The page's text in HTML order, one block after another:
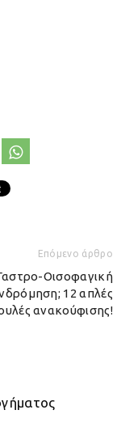
Επόμενο άρθρο
Οισοφαγική
12 απλές
ανακούφισης!